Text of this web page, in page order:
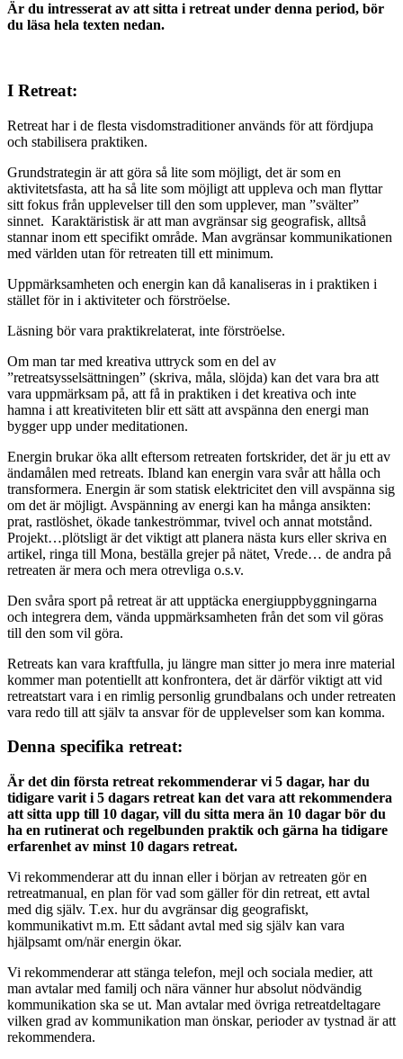
Är du intresserat av att sitta i retreat under denna period, bör
du läsa hela texten nedan.
I Retreat:
Retreat har i de flesta visdomstraditioner används för att fördjupa
och stabilisera praktiken.
Grundstrategin är att göra så lite som möjligt, det är som en
aktivitetsfasta, att ha så lite som möjligt att uppleva och man flyttar
sitt fokus från upplevelser till den som upplever, man ”svälter”
sinnet. Karaktäristisk är att man avgränsar sig geografisk, alltså
stannar inom ett specifikt område. Man avgränsar kommunikationen
med världen utan för retreaten till ett minimum.
Uppmärksamheten och energin kan då kanaliseras in i praktiken i
stället för in i aktiviteter och förströelse.
Läsning bör vara praktikrelaterat, inte förströelse.
Om man tar med kreativa uttryck som en del av
”retreatsysselsättningen” (skriva, måla, slöjda) kan det vara bra att
vara uppmärksam på, att få in praktiken i det kreativa och inte
hamna i att kreativiteten blir ett sätt att avspänna den energi man
bygger upp under meditationen.
Energin brukar öka allt eftersom retreaten fortskrider, det är ju ett av
ändamålen med retreats. Ibland kan energin vara svår att hålla och
transformera. Energin är som statisk elektricitet den vill avspänna sig
om det är möjligt. Avspänning av energi kan ha många ansikten:
prat, rastlöshet, ökade tankeströmmar, tvivel och annat motstånd.
Projekt…plötsligt är det viktigt att planera nästa kurs eller skriva en
artikel, ringa till Mona, beställa grejer på nätet, Vrede… de andra på
retreaten är mera och mera otrevliga o.s.v.
Den svåra sport på retreat är att upptäcka energiuppbyggningarna
och integrera dem, vända uppmärksamheten från det som vil göras
till den som vil göra.
Retreats kan vara kraftfulla, ju längre man sitter jo mera inre material
kommer man potentiellt att konfrontera, det är därför viktigt att vid
retreatstart vara i en rimlig personlig grundbalans och under retreaten
vara redo till att själv ta ansvar för de upplevelser som kan komma.
Denna specifika retreat:
Är det din första retreat rekommenderar vi 5 dagar, har du
tidigare varit i 5 dagars retreat kan det vara att rekommendera
att sitta upp till 10 dagar, vill du sitta mera än 10 dagar bör du
ha en rutinerat och regelbunden praktik och gärna ha tidigare
erfarenhet av minst 10 dagars retreat.
Vi rekommenderar att du innan eller i början av retreaten gör en
retreatmanual, en plan för vad som gäller för din retreat, ett avtal
med dig själv. T.ex. hur du avgränsar dig geografiskt,
kommunikativt m.m. Ett sådant avtal med sig själv kan vara
hjälpsamt om/när energin ökar.
Vi rekommenderar att stänga telefon, mejl och sociala medier, att
man avtalar med familj och nära vänner hur absolut nödvändig
kommunikation ska se ut. Man avtalar med övriga retreatdeltagare
vilken grad av kommunikation man önskar, perioder av tystnad är att
rekommendera.